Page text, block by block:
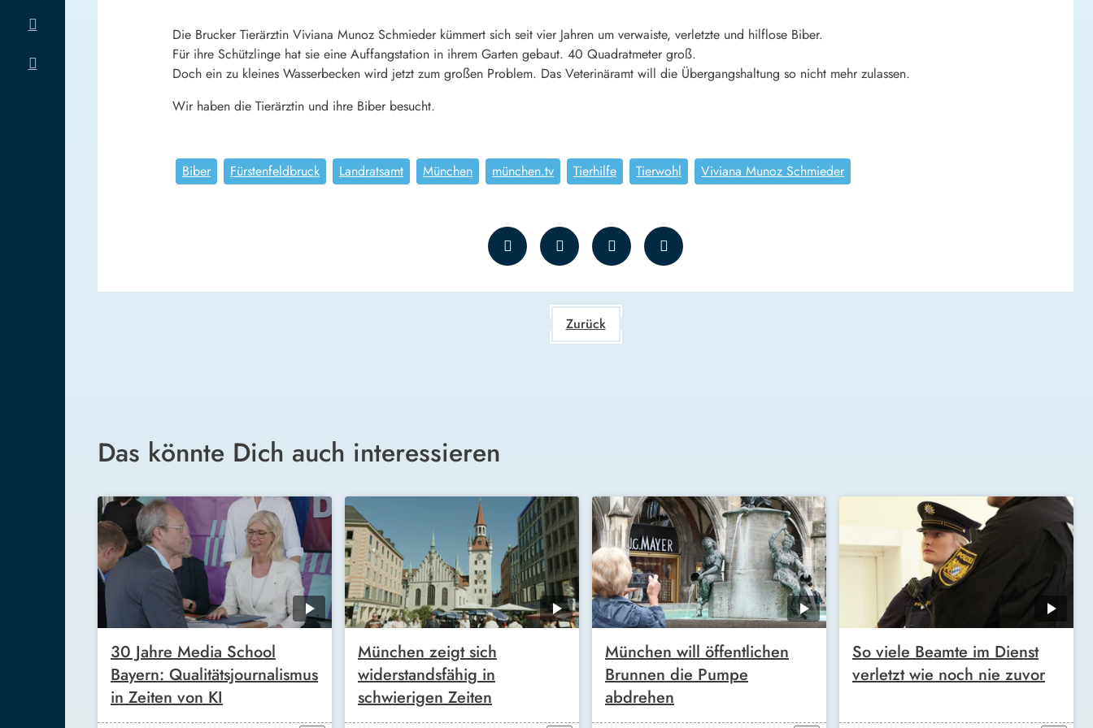
Die Brucker Tierärztin Viviana Munoz Schmieder kümmert sich seit vier Jahren um verwaiste, verletzte und hilflose Biber.
Für ihre Schützlinge hat sie eine Auffangstation in ihrem Garten gebaut. 40 Quadratmeter groß.
Doch ein zu kleines Wasserbecken wird jetzt zum großen Problem. Das Veterinäramt will die Übergangshaltung so nicht mehr zulassen.
Wir haben die Tierärztin und ihre Biber besucht.
Biber Fürstenfeldbruck Landratsamt München münchen.tv Tierhilfe Tierwohl Viviana Munoz Schmieder
Zurück
Das könnte Dich auch interessieren
30 Jahre Media School
Bayern: Qualitätsjournalismus
in Zeiten von KI
München zeigt sich
widerstandsfähig in
schwierigen Zeiten
München will öffentlichen
Brunnen die Pumpe
abdrehen
So viele Beamte im Dienst
verletzt wie noch nie zuvor